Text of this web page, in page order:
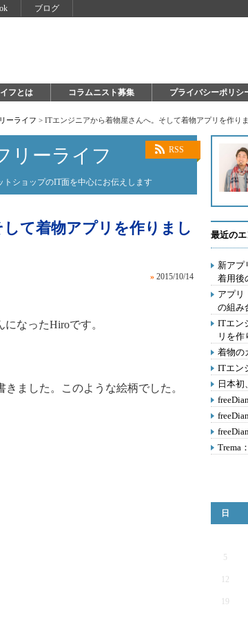
ブログ
フとは コラムニスト募集 プライバシーポリシ
ーライフ > ITエンジニアから着物屋さんへ。そして着物アプリを作りま
RSS
リーライフ
ショップのIT面を中心にお伝えします
て着物アプリを作りまし
» 2015/10/14
なったHiroです。
ました。このような絵柄でした。
最近の
新アプ
着用後
アプリ
の組み
ITエン
リを作
着物の
ITエン
日本
Trema
日
5
12
19